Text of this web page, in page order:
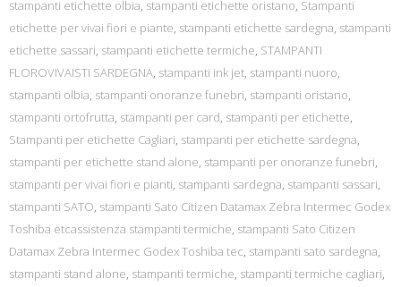
stampanti etichette olbia, stampanti etichette oristano, Stampanti
etichette per vivai fiori e piante, stampanti etichette sardegna, stampanti
etichette sassari, stampanti etichette termiche, STAMPANTI
FLOROVIVAISTI SARDEGNA, stampanti ink jet, stampanti nuoro,
stampanti olbia, stampanti onoranze funebri, stampanti oristano,
stampanti ortofrutta, stampanti per card, stampanti per etichette,
Stampanti per etichette Cagliari, stampanti per etichette sardegna,
stampanti per etichette stand alone, stampanti per onoranze funebri,
stampanti per vivai fiori e pianti, stampanti sardegna, stampanti sassari,
stampanti SATO, stampanti Sato Citizen Datamax Zebra Intermec Godex
Toshiba etcassistenza stampanti termiche, stampanti Sato Citizen
Datamax Zebra Intermec Godex Toshiba tec, stampanti sato sardegna,
stampanti stand alone, stampanti termiche, stampanti termiche cagliari,